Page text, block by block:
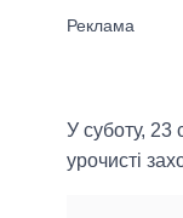
У суботу, 23
урочисті